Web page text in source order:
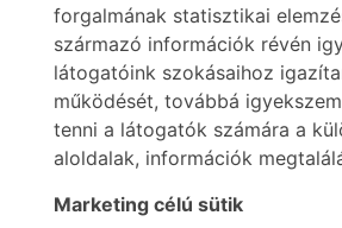
forgalmának statisztikai
származó információk révén
látogatóink szokásaihoz
működését, továbbá
tenni a látogatók számára a
aloldalak, információk
Marketing célú sütik